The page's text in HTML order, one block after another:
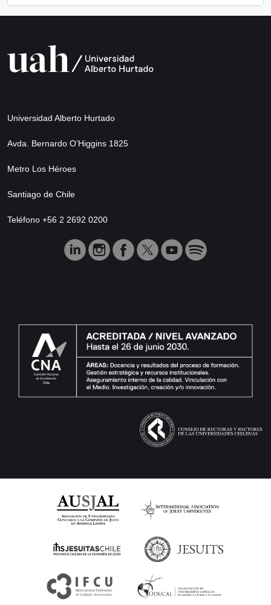
Universidad Alberto Hurtado
Avda. Bernardo O’Higgins 1825
Metro Los Héroes
Santiago de Chile
Teléfono +56 2 2692 0200